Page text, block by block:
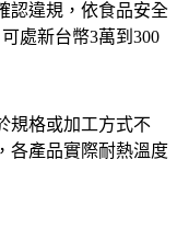
認違規，依食品安全
處新台幣3萬到300
規格或加工方式不
各產品實際耐熱溫度